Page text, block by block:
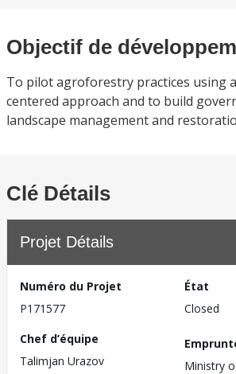
Objectif de
To pilot agroforestry practices using
centered approach and to build
landscape management and
Clé Détails
Projet Détails
Numéro du Projet
P171577
État
Closed
Chef d’équipe
Talimjan Urazov
Ministry